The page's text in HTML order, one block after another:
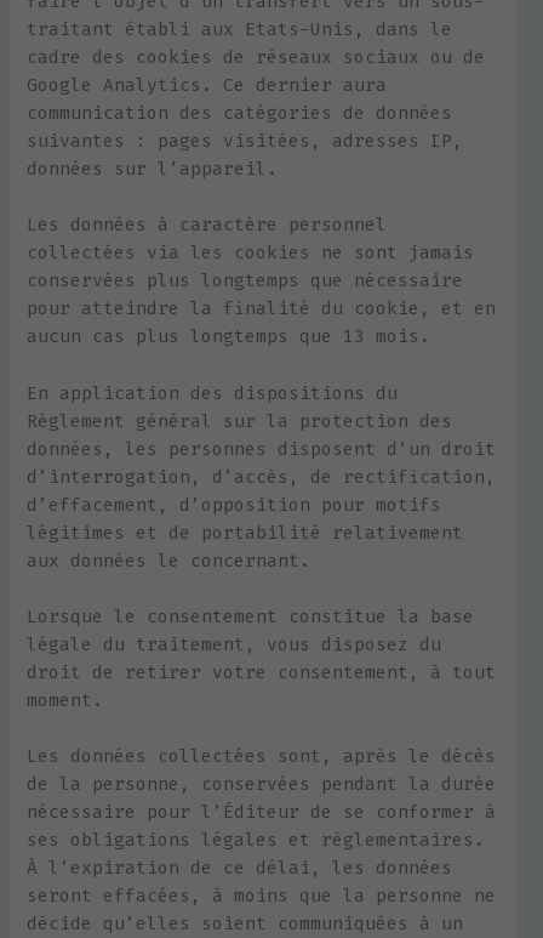
traitant établi aux Etats-Unis, dans le
cadre des cookies de réseaux sociaux ou de
Google Analytics. Ce dernier aura
communication des catégories de données
suivantes : pages visitées, adresses IP,
données sur l’appareil.
Les données à caractère personnel
collectées via les cookies ne sont jamais
conservées plus longtemps que nécessaire
pour atteindre la finalité du cookie, et en
aucun cas plus longtemps que 13 mois.
En application des dispositions du
Règlement général sur la protection des
données, les personnes disposent d’un droit
d’interrogation, d’accès, de rectification,
d’effacement, d’opposition pour motifs
légitimes et de portabilité relativement
aux données le concernant.
Lorsque le consentement constitue la base
légale du traitement, vous disposez du
droit de retirer votre consentement, à tout
moment.
Les données collectées sont, après le décès
de la personne, conservées pendant la durée
nécessaire pour l’Éditeur de se conformer à
ses obligations légales et règlementaires.
À l’expiration de ce délai, les données
seront effacées, à moins que la personne ne
décide qu’elles soient communiquées à un